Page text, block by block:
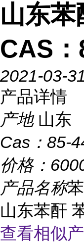
山东苯
CAS
2021-03-31
产品详情
产地 山东
Cas： 85-
价格：
产品名称
山东苯酐
查看相似